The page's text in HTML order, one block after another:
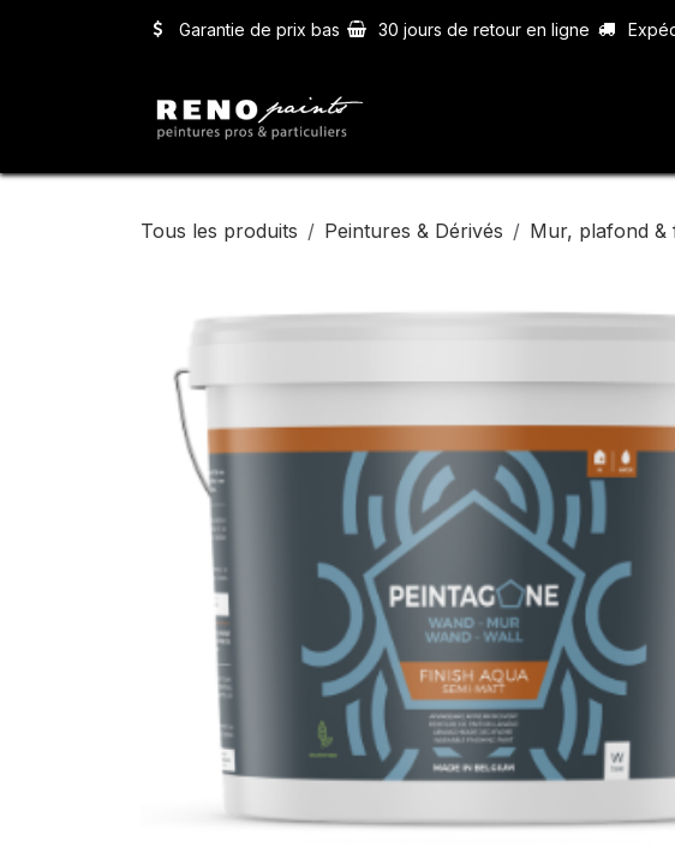
Garantie de prix bas 30 jours de retour en ligne
Tous les produits Peintures & Dérivés Mur, plafond &